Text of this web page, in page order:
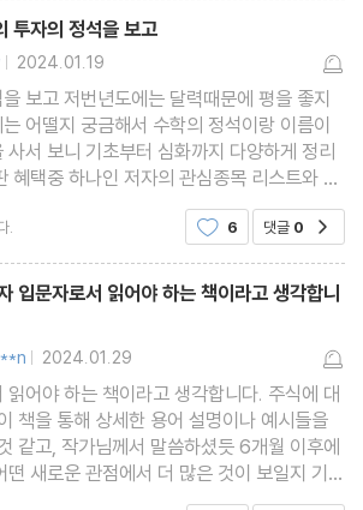
의/ 업사이드 리스크는 ‘공감’이 필요하다/
바닥
준
원칙/ 재료, 차트, 거래량을 ‘현재’로 만드는
/ 기본적 분석과 기술적 분석의 융합
자산/ 원칙을 세우자/ 트레이더는 늘 들이대
투자자의 마인드셋
빠지는 5가지 함정
행동, ‘뇌동매매’/ 초보가 가장 후회하는 것,
가장 많이 하는 질문, ‘언제 사야(팔아야) 하
투자의 정석을 보고
| 2024.01.19
보고 저번년도에는 달력때문에 평을 좋지
어떨지 궁금해서 수학의 정석이랑 이름이
사서 보니 기초부터 심화까지 다양하게 정리
혜택중 하나인 저자의 관심종목 리스트와 미
지 저자의 생각이 잘담겨 있는 책이다. 정말
은 책이라고 생각된다.
. 6 댓글 0
입문자로서 읽어야 하는 책이라고 생각합니
| 2024.01.29
야 하는 책이라고 생각합니다. 주식에 대
책을 통해 상세한 용어 설명이나 예시들을
같고, 작가님께서 말씀하셨듯 6개월 이후에
떤 새로운 관점에서 더 많은 것이 보일지 기대